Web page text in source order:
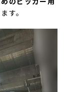
す。